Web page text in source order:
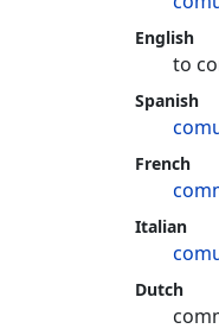
English
to
Spanish
French
Italian
Dutch